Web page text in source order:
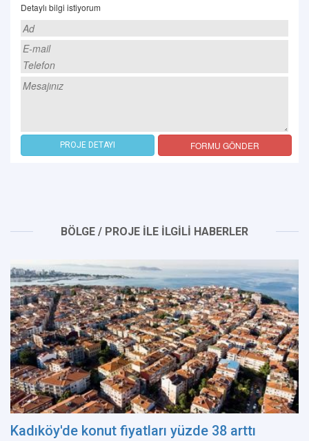
Detaylı bilgi istiyorum
PROJE DETAYI FORMU GÖNDER
BÖLGE / PROJE İLE İLGİLİ HABERLER
Kadıköy'de konut fiyatları yüzde 38 arttı